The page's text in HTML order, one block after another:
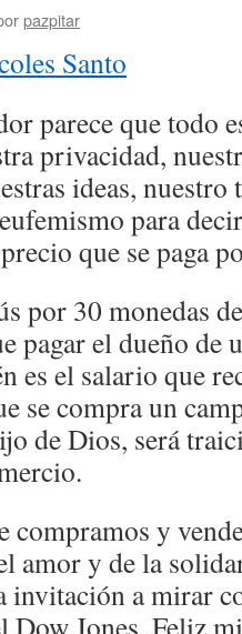
pazpitar
Santo
parece que todo
privacidad,
ideas,
para
que se paga
por 30 monedas
pagar el dueño de
es el salario que
se compra un
de Dios, será
compramos y
amor y de la
invitación a mirar
Dow Jones. Feliz